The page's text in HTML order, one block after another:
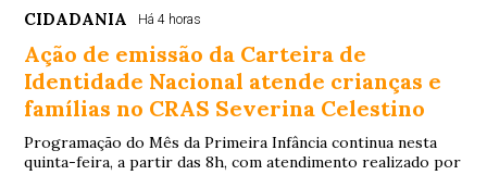
CIDADANIA Há 4 horas
Ação de emissão da Carteira de
Identidade Nacional atende crianças e
famílias no CRAS Severina Celestino
Programação do Mês da Primeira Infância continua nesta
quinta-feira, a partir das 8h, com atendimento realizado por